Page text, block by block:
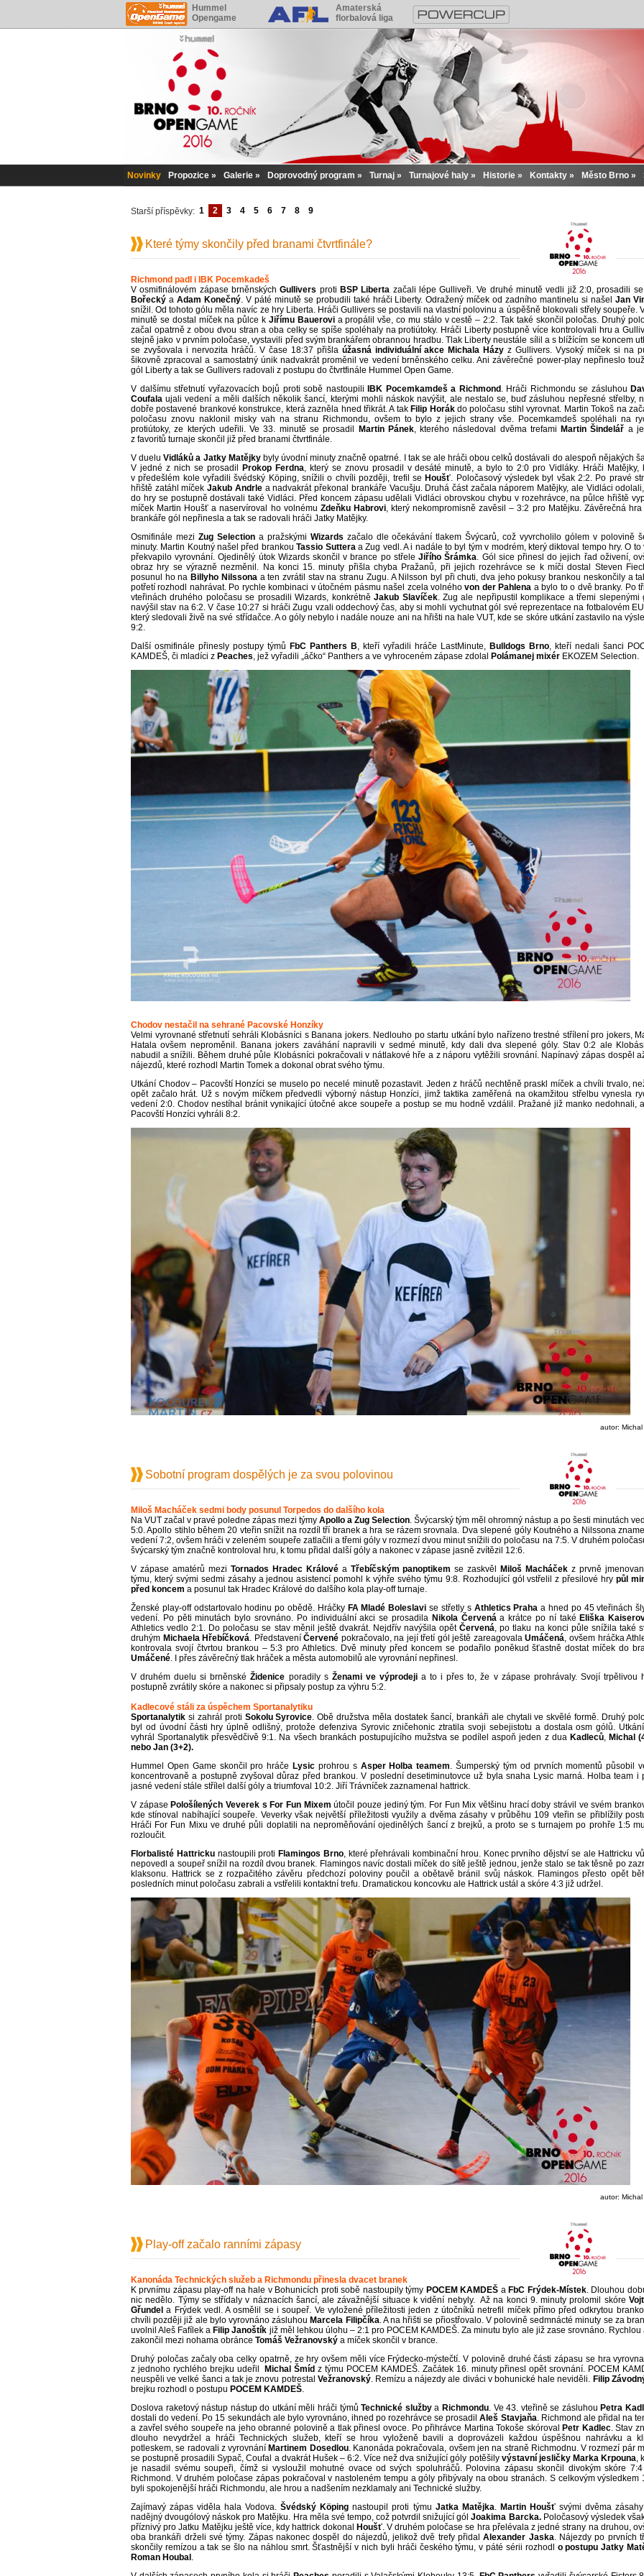
Hummel
Opengame
Amaterská
florbalová liga
Novinky Propozice Galerie Doprovodný program Turnaj Turnajové haly Historie Kontakty Město Brno
Starší příspěvky: 1 2 3 4 5 6 7 8 9
Které týmy skončily před branami čtvrtfinále? 25.06.2016 17:24:14
Richmond padl i IBK Pocemkadeš
V osmifinálovém zápase brněnskýchGullivers proti BSP Liberta začali lépe Gulliveři. Ve druhé minutě vedli již 2:0, prosadili
Bořecký a Adam Konečný. V páté minutě se probudili také hráči Liberty. Odražený míček od zadního mantinelu si našelJan
snížil. Od tohoto gólu měla navíc ze hry Liberta. Hráči Gullivers se postavili na vlastní polovinu a úspěšně blokovali střely soupeře.
minutě se dostal míček na půlce k Jiřímu Bauerovia propálil vše, co mu stálo v cestě – 2:2. Tak také skončil poločas. Druhý
začal opatrně z obou dvou stran a oba celky se spíše spoléhaly na protiútoky. Hráči Liberty postupně více kontrolovali hru a
stejně jako v prvním poločase, vystavili před svým brankářem obrannou hradbu. Tlak Liberty neustále sílil a s blížícím se koncem
se zvyšovala i nervozita hráčů. V čase 18:37 přišla úžasná individuální akce Michala Házy z Gullivers. Vysoký míček si na
šikovně zpracoval a samostatný únik nadvakrát proměnil ve vedení brněnského celku. Ani závěrečné power-play nepřineslo
gól Liberty a tak se Gullivers radovali z postupu do čtvrtfinále Hummel Open Game.
V dalšímu střetnutí vyřazovacích bojů proti sobě nastoupili
IBK Pocemkamdeš a Richmond . Hráči Richmondu se zásluhou
Coufala ujali vedení a měli dalších několik šancí, kterými mohli náskok navýšit, ale nestalo se, buď zásluhou nepřesné střelby,
dobře postavené brankové konstrukce, která zazněla hned třikrát. A tak Filip Horákdo poločasu stihl vyrovnat. Martin Tokoš na
poločasu znovu naklonil misky vah na stranu Richmondu, ovšem to bylo z jejich strany vše. Pocemkamdeš spoléhali na
protiútoky, ze kterých udeřili. Ve 33. minutě se prosadil
Martin Pánek, kterého následoval dvěma trefami Martin Šindelář a
z favoritů turnaje skončil již před branami čtvrtfinále.
V dueluVidláků a Jatky Matějkybyly úvodní minuty značně opatrné. I tak se ale hráči obou celků dostávali do alespoň nějakých
V jedné z nich se prosadil
Prokop Ferdna, který se znovu prosadil v desáté minutě, a bylo to 2:0 pro Vidláky. Hráči Matějky,
v předešlém kole vyřadili švédský Köping, snížili o chvíli později, trefil se Houšť. Poločasový výsledek byl však 2:2. Po pravé
hřiště zatáhl míčekJakub Andrlea nadvakrát překonal brankáře Vacušju. Druhá část začala náporem Matějky, ale Vidláci
do hry se postupně dostávali také Vidláci. Před koncem zápasu udělali Vidláci obrovskou chybu v rozehrávce, na půlce hřiště
míček Martin Houšť a naservíroval ho volnému Zdeňku Habrovi, který nekompromisně zavěsil – 3:2 pro Matějku. Závěrečná hra
brankáře gól nepřinesla a tak se radovali hráči Jatky Matějky.
Osmifinále mezi Zug Selectiona pražskými Wizards začalo dle očekávání tlakem Švýcarů, což vyvrcholilo gólem v polovině
minuty. Martin Koutný našel před brankouTassio Sutteraa Zug vedl. A i nadále to byl tým v modrém, který diktoval tempo hry. O to
překvapilo vyrovnání. Ojedinělý útok Wizards skončil v brance po střeleJiřího Šrámka. Gól sice přinesl do jejich řad oživení,
obraz hry se výrazně nezměnil. Na konci 15. minuty přišla chyba Pražanů, při jejich rozehrávce se k míči dostal Steven
posunul ho na Billyho Nilssonaa ten zvrátil stav na stranu Zugu. A Nilsson byl při chuti, dva jeho pokusy brankou neskončily a
potřetí rozhodl nahrávat. Po rychle kombinaci v útočném pásmu našel zcela volnéhovon der Pahlena a bylo to o dvě branky. Po
vteřinách druhého poločasu se prosadili Wizards, konkrétněJakub Slavíček. Zug ale nepřipustil komplikace a třemi slepenými
navýšil stav na 6:2. V čase 10:27 si hráči Zugu vzali oddechový čas, aby si mohli vychutnat gól své reprezentace na fotbalovém
který sledovali živě na své střídačce. A o góly nebylo i nadále nouze ani na hřišti na hale VUT, kde se skóre utkání zastavilo na
9:2.
Další osmifinále přinesly postupy týmů FbC Panthers B, kteří vyřadili hráče LastMinute, Bulldogs Brno, kteří nedali šanci
KAMDEŠ, či mladíci z Peaches, jež vyřadili „áčko“ Panthers a ve vyhroceném zápase zdolal Polámanej mixér EKOZEM Selection.
Chodov nestačil na sehrané Pacovské Honzíky
Velmi vyrovnané střetnutí sehráli Klobásníci s Banana jokers. Nedlouho po startu utkání bylo nařízeno trestné střílení pro jokers,
Hatala ovšem neproměnil. Banana jokers zaváhání napravili v sedmé minutě, kdy dali dva slepené góly. Stav 0:2 ale
nabudil a snížili. Během druhé půle Klobásníci pokračovali v nátlakové hře a z náporu vytěžili srovnání. Napínavý zápas dospěl
nájezdů, které rozhodl Martin Tomek a dokonal obrat svého týmu.
Utkání Chodov – Pacovští Honzíci se muselo po necelé minutě pozastavit. Jeden z hráčů nechtěně praskl míček a chvíli trvalo,
opět začalo hrát. Už s novým míčkem předvedli výborný nástup Honzíci, jimž taktika zaměřená na okamžitou střelbu vynesla
vedení 2:0. Chodov nestíhal bránit vynikající útočné akce soupeře a postup se mu hodně vzdálil. Pražané již manko nedohnali,
Pacovští Honzíci vyhráli 8:2.
autor: Michal
Sobotní program dospělých je za svou polovinou 25.06.2016 15:11:08
Miloš Macháček sedmi body posunul Torpedos do dalšího kola
Na VUT začal v pravé poledne zápas mezi týmy Apollo a Zug Selection. Švýcarský tým měl ohromný nástup a po šesti minutách
5:0. Apollo stihlo během 20 vteřin snížit na rozdíl tří branek a hra se rázem srovnala. Dva slepené góly Koutného a Nilssona
vedení 7:2, ovšem hráči v zeleném soupeře zatlačili a třemi góly v rozmezí dvou minut snížili do poločasu na 7:5. V druhém
švýcarský tým značně kontroloval hru, k tomu přidal další góly a nakonec v zápase jasně zvítězil 12:6.
V zápase amatérů mezi Tornados Hradec Královéa Třebíčským panoptikemse zaskvěl Miloš Macháček z prvně
týmu, který svými sedmi zásahy a jednou asistencí pomohl k výhře svého týmu 9:8. Rozhodující gól vstřelil z přesilové hrypůl
před koncem a posunul tak Hradec Králové do dalšího kola play-off turnaje.
Ženské play-off odstartovalo hodinu po obědě. Hráčky FA Mladé Boleslavi se střetly s Athletics Praha a hned po 45 vteřinách
vedení. Po pěti minutách bylo srovnáno. Po individuální akci se prosadila Nikola Červenáa krátce po ní také Eliška
Athletics vedlo 2:1. Do poločasu se stav měnil ještě dvakrát. Nejdřív navýšila opětČervená, po tlaku na konci půle snížila také
druhým Michaela Hřebíčková. PředstaveníČervené pokračovalo, na její třetí gól ještě zareagovalaUmáčená, ovšem hráčka
kontrovala svojí čtvrtou brankou – 5:3 pro Athletics. Dvě minuty před koncem se podařilo poněkud šťastně dostat míček do
Umáčené. I přes závěrečný tlak hráček a města automobilů ale vyrovnání nepřinesl.
V druhém duelu si brněnskéŽidenice poradily s Ženami ve výprodejia to i přes to, že v zápase prohrávaly. Svojí trpělivou
postupně zvrátily skóre a nakonec si připsaly postup za výhru 5:2.
Kadlecové stáli za úspěchem Sportanalytiku
Sportanalytik si zahrál proti Sokolu Syrovice. Obě družstva měla dostatek šancí, brankáři ale chytali ve skvělé formě. Druhý
byl od úvodní části hry úplně odlišný, protože defenziva Syrovic zničehonic ztratila svoji sebejistotu a dostala osm gólů.
vyhrál Sportanalytik přesvědčivě 9:1. Na všech brankách postupujícího mužstva se podílel aspoň jeden z dua Kadleců, Michal
nebo Jan (3+2).
Hummel Open Game skončil pro hráče Lysic prohrou s Asper Holba teamem. Šumperský tým od prvních momentů působil
koncentrovaně a postupně zvyšoval důraz před brankou. V poslední desetiminutovce už byla snaha Lysic marná. Holba team i
jasné vedení stále střílel další góly a triumfoval 10:2. Jiří Trávníček zaznamenal hattrick.
V zápase Pološílených Veverek s For Fun Mixem útočil pouze jediný tým. For Fun Mix většinu hrací doby strávil ve svém
kde stínoval nabíhající soupeře. Veverky však největší příležitosti využily a dvěma zásahy v průběhu 109 vteřin se přiblížily
Hráči For Fun Mixu ve druhé půli doplatili na neproměňování ojedinělých šancí z brejků, a proto se s turnajem po prohře 1:5
rozloučit.
Florbalisté Hattrickunastoupili proti Flamingos Brno, které přehrávali kombinační hrou. Konec prvního dějství se ale Hattricku
nepovedl a soupeř snížil na rozdíl dvou branek. Flamingos navíc dostali míček do sítě ještě jednou, jenže stalo se tak těsně po
klaksonu. Hattrick se z rozpačitého závěru předchozí poloviny poučil a obětavě bránil svůj náskok. Flamingos přesto opět
posledních minut poločasu zabrali a vstřelili kontaktní trefu. Dramatickou koncovku ale Hattrick ustál a skóre 4:3 již udržel.
autor: Michal
Play-off začalo ranními zápasy 25.06.2016 12:11:21
Kanonáda Technických služeb a Richmondu přinesla dvacet branek
K prvnímu zápasu play-off na hale v Bohunicích proti sobě nastoupily týmy POCEM KAMDEŠ a FbC Frýdek-Místek. Dlouhou
nic nedělo. Týmy se střídaly v náznacích šancí, ale závažnější situace k vidění nebyly. Až na konci 9. minuty prolomil skóre
Gřundel a Frýdek vedl. A osmělil se i soupeř. Ve vyložené příležitosti jeden z útočníků netrefil míček přímo před odkrytou
chvíli později již ale bylo vyrovnáno zásluhou Marcela Filipčíka. A na hřišti se přiostřovalo. V polovině sedmnácté minuty se za
uvolnil Aleš Fafílek a Filip Janoštík již měl lehkou úlohu – 2:1 pro POCEM KAMDEŠ. Za minutu bylo ale již zase srovnáno. Rychlou
zakončil mezi nohama obránce Tomáš Vežranovský a míček skončil v brance.
Druhý poločas začaly oba celky opatrně, ze hry ovšem měli více Frýdecko-mýstečtí. V polovině druhé části zápasu se hra
z jednoho rychlého brejku udeřil
Michal Šmíd z týmu POCEM KAMDEŠ. Začátek 16. minuty přinesl opět srovnání. POCEM
neuspěli ve velké šanci a tak je znovu potrestal Vežranovský. Remízu a nájezdy ale diváci v bohunické hale neviděli. Filip
brejku rozhodl o postupu POCEM KAMDEŠ.
Doslova raketový nástup nástup do utkání měli hráči týmůTechnické službya Richmondu. Ve 43. vteřině se zásluhou Petra
dostali do vedení. Po 15 sekundách ale bylo vyrovnáno, ihned po rozehrávce se prosadilAleš Stavjaňa. Richmond ale přidal na
a zavřel svého soupeře na jeho obranné polovině a tlak přinesl ovoce. Po přihrávce Martina Tokoše skóroval Petr Kadlec. Stav
dlouho nevydržel a hráči Technických služeb, kteří se hrou vyloženě bavili a doprovázeli každou úspěšnou nahrávku a
potleskem, se radovali z vyrovnání Martinem Dosedlou. Kanonáda pokračovala, ovšem jen na straně Richmodnu. V rozmezí pár
se postupně prosadili Sypač, Coufal a dvakrát Hušek – 6:2. Více než dva snižující góly potěšily výstavní jesličky Marka Krpouna,
je nasadil svému soupeři, čímž si vysloužil mohutné ovace od svých spoluhráčů. Polovina zápasu skončil divokým skóre
Richmond. V druhém poločase zápas pokračoval v nastoleném tempu a góly přibývaly na obou stranách. S celkovým výsledkem
byli spokojenější hráči Richmondu, ale hrou a nadšením nezklamaly ani Technické služby.
Zajímavý zápas viděla hala Vodova.Švédský Köping nastoupil proti týmu Jatka Matějka. Martin Houšťsvými dvěma
nadějný dvougólový náskok pro Matějku. Hra měla své tempo, což potvrdil snižující gólJoakima Barcka. Poločasový výsledek
příznivý pro Jatku Matějku ještě více, kdy hattrick dokonal Houšť. V druhém poločase se hra přelévala z jedné strany na druhou,
oba brankáři drželi své týmy. Zápas nakonec dospěl do nájezdů, jelikož dvě trefy přidalAlexander Jaska. Nájezdy po prvních
skončily remízou a tak se šlo na náhlou smrt. Šťastnější v nich byli hráči českého týmu, v páté sérii rozhodl o postupu Jatky
Roman Houbal .